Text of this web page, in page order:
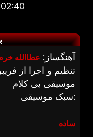
آهنگساز: عطاالله
تنظیم و اجرا از
موسیقی بی کلام
سبک موسیقی:
ساده